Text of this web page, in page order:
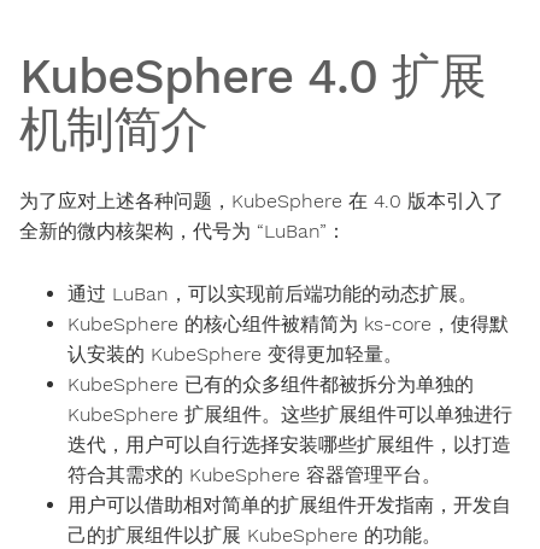
KubeSphere 4.0 扩展
机制简介
为了应对上述各种问题，KubeSphere 在 4.0 版本引入了
全新的微内核架构，代号为 “LuBan”：
通过 LuBan，可以实现前后端功能的动态扩展。
KubeSphere 的核心组件被精简为 ks-core，使得默
认安装的 KubeSphere 变得更加轻量。
KubeSphere 已有的众多组件都被拆分为单独的
KubeSphere 扩展组件。这些扩展组件可以单独进行
迭代，用户可以自行选择安装哪些扩展组件，以打造
符合其需求的 KubeSphere 容器管理平台。
用户可以借助相对简单的扩展组件开发指南，开发自
己的扩展组件以扩展 KubeSphere 的功能。